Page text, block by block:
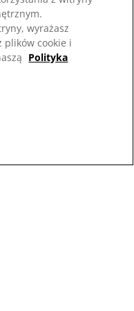
wyrażasz
plików cookie i
Polityka